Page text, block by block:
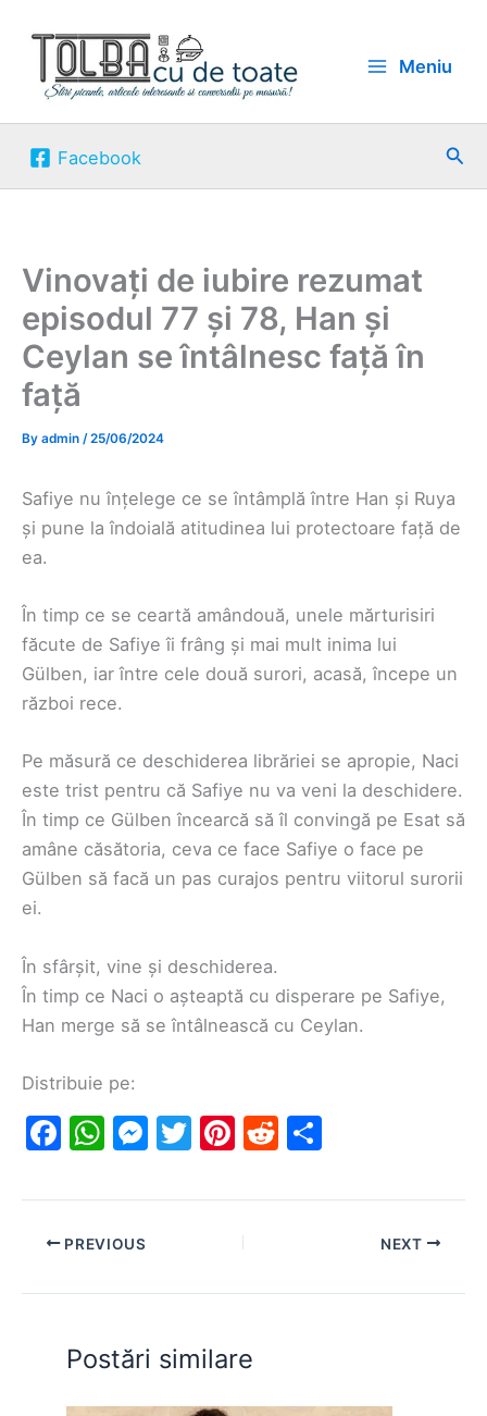
content
Meniu
Facebook
Vinovați de iubire rezumat
episodul 77 și 78, Han și
Ceylan se întâlnesc față în
față
By admin /25/06/2024
Safiye nu înțelege ce se întâmplă între Han și Ruya
și pune la îndoială atitudinea lui protectoare față de
ea.
În timp ce se ceartă amândouă, unele mărturisiri
făcute de Safiye îi frâng și mai mult inima lui
Gülben, iar între cele două surori, acasă, începe un
război rece.
Pe măsură ce deschiderea librăriei se apropie, Naci
este trist pentru că Safiye nu va veni la deschidere.
În timp ce Gülben încearcă să îl convingă pe Esat să
amâne căsătoria, ceva ce face Safiye o face pe
Gülben să facă un pas curajos pentru viitorul surorii
ei.
În sfârșit, vine și deschiderea.
În timp ce Naci o așteaptă cu disperare pe Safiye,
Han merge să se întâlnească cu Ceylan.
Distribuie pe:
F
c
e
o
o
k
W
at
s
p
p
M
s
n
g
er
T
itt
Pi
er
e
R
d ar
PREVIOUS NEXT
Postări similare